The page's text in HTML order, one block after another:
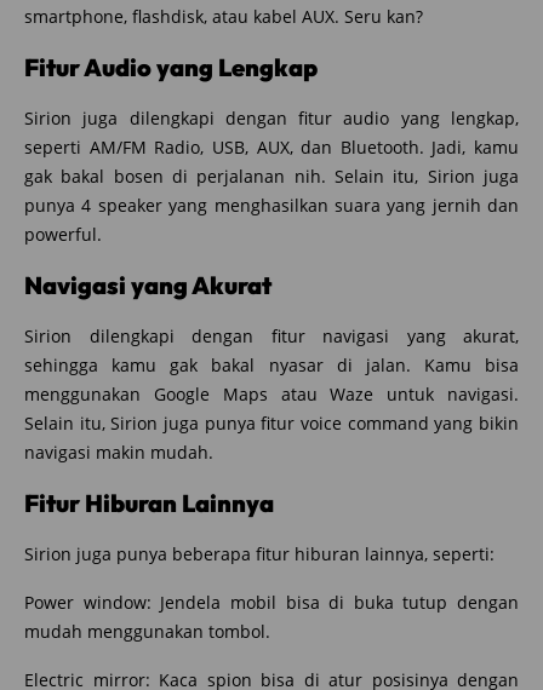
smartphone, flashdisk, atau kabel AUX. Seru kan?
Fitur Audio yang Lengkap
Sirion juga dilengkapi dengan fitur audio yang lengkap,
seperti AM/FM Radio, USB, AUX, dan Bluetooth. Jadi, kamu
gak bakal bosen di perjalanan nih. Selain itu, Sirion juga
punya 4 speaker yang menghasilkan suara yang jernih dan
powerful.
Navigasi yang Akurat
Sirion dilengkapi dengan fitur navigasi yang akurat,
sehingga kamu gak bakal nyasar di jalan. Kamu bisa
menggunakan Google Maps atau Waze untuk navigasi.
Selain itu, Sirion juga punya fitur voice command yang bikin
navigasi makin mudah.
Fitur Hiburan Lainnya
Sirion juga punya beberapa fitur hiburan lainnya, seperti:
Power window: Jendela mobil bisa di buka tutup dengan
mudah menggunakan tombol.
Electric mirror: Kaca spion bisa di atur posisinya dengan